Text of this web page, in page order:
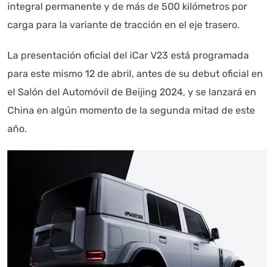
integral permanente y de más de 500 kilómetros por
carga para la variante de tracción en el eje trasero.
La presentación oficial del iCar V23 está programada
para este mismo 12 de abril, antes de su debut oficial en
el Salón del Automóvil de Beijing 2024, y se lanzará en
China en algún momento de la segunda mitad de este
año.